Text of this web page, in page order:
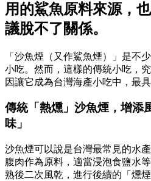
用的鯊魚原料來源，
議脫不了關係。
「沙魚煙（又作鯊魚煙）」是不
小吃。然而，這樣的傳統小吃，
因讓它成為台灣海產小吃中，最
傳統「熱燻」沙魚煙，增添
味」
沙魚煙可以說是台灣最常見的水
腹肉作為原料，適當浸泡食鹽水
熟後二次風乾，進行後續的「燻煙